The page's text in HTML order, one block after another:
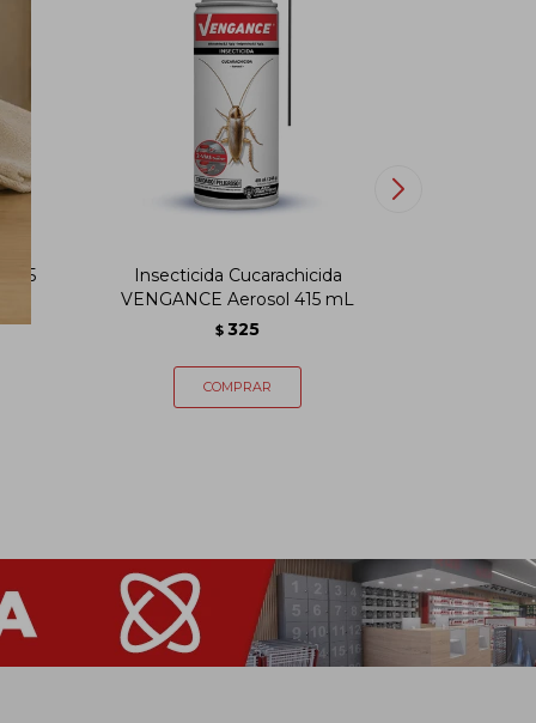
125
Insecticida Cucarachicida
VENGANCE Aerosol 415 mL
$ 325